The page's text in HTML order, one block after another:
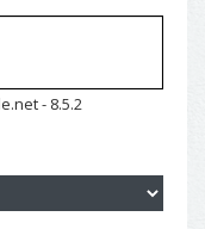
- 8.5.2